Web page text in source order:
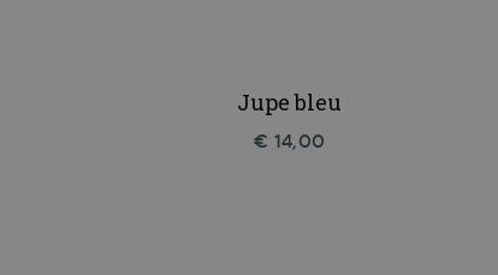
Jupe bleu
€ 14,00